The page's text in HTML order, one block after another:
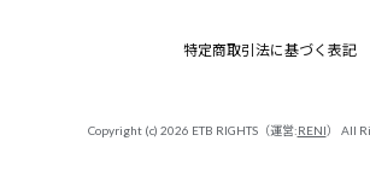
特定商取引法に基づく表記
Copyright (c) 2026 ETB RIGHTS（運営:RENI） All